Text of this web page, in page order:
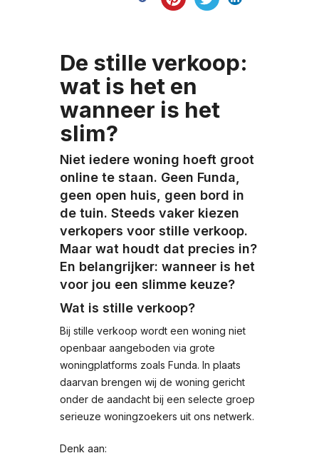
De stille verkoop:
wat is het en
wanneer is het
slim?
Niet iedere woning hoeft groot
online te staan. Geen Funda,
geen open huis, geen bord in
de tuin. Steeds vaker kiezen
verkopers voor stille verkoop.
Maar wat houdt dat precies in?
En belangrijker: wanneer is het
voor jou een slimme keuze?
Wat is stille verkoop?
Bij stille verkoop wordt een woning niet
openbaar aangeboden via grote
woningplatforms zoals Funda. In plaats
daarvan brengen wij de woning gericht
onder de aandacht bij een selecte groep
serieuze woningzoekers uit ons netwerk.
Denk aan: